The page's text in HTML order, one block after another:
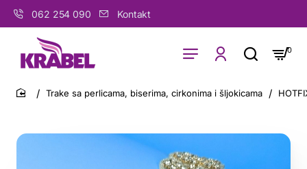
062 254 090 Kontakt
0
home
Trake sa perlicama, biserima, cirkonima i šljokicama